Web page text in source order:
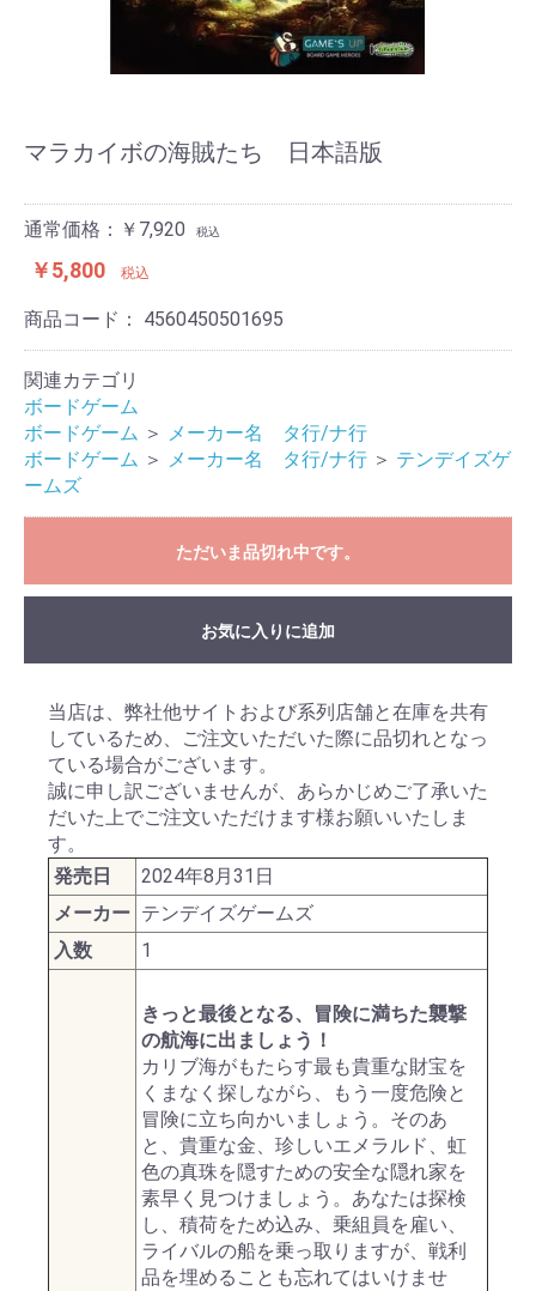
マラカイボの海賊たち 日本語版
通常価格：￥7,920 税込
￥5,800 税込
商品コード： 4560450501695
関連カテゴリ
ボードゲーム
ボードゲーム ＞ メーカー名 タ行/ナ行
ボードゲーム ＞ メーカー名 タ行/ナ行 ＞ テンデイズゲ
ームズ
ただいま品切れ中です。
お気に入りに追加
当店は、弊社他サイトおよび系列店舗と在庫を共有
しているため、ご注文いただいた際に品切れとなっ
ている場合がございます。
誠に申し訳ございませんが、あらかじめご了承いた
だいた上でご注文いただけます様お願いいたしま
す。
発売日
2024年8月31日
メーカー テンデイズゲームズ
入数
1
きっと最後となる、冒険に満ちた襲撃
の航海に出ましょう！
カリブ海がもたらす最も貴重な財宝を
くまなく探しながら、もう一度危険と
冒険に立ち向かいましょう。そのあ
と、貴重な金、珍しいエメラルド、虹
色の真珠を隠すための安全な隠れ家を
素早く見つけましょう。あなたは探検
し、積荷をため込み、乗組員を雇い、
ライバルの船を乗っ取りますが、戦利
品を埋めることも忘れてはいけませ